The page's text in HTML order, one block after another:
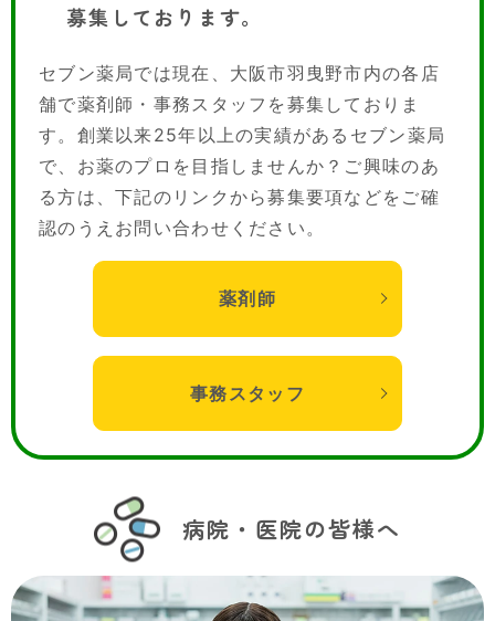
募集しております。
セブン薬局では現在、大阪市羽曳野市内の各店
舗で薬剤師・事務スタッフを募集しておりま
す。創業以来25年以上の実績があるセブン薬局
で、お薬のプロを目指しませんか？ご興味のあ
る方は、下記のリンクから募集要項などをご確
認のうえお問い合わせください。
薬剤師
事務スタッフ
病院・医院の皆様へ